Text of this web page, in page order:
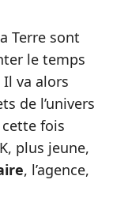
Terre sont
le temps
va alors
de l’univers
fois
plus jeune,
, l’agence,